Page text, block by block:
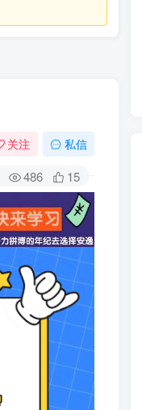
关注 私信
486 15